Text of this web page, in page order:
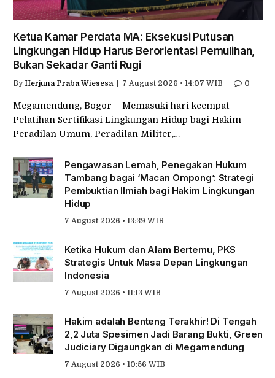
Ketua Kamar Perdata MA: Eksekusi Putusan
Lingkungan Hidup Harus Berorientasi Pemulihan,
Bukan Sekadar Ganti Rugi
By Herjuna Praba Wiesesa 7 August 2026 • 14:07 WIB 0
Megamendung, Bogor – Memasuki hari keempat
Pelatihan Sertifikasi Lingkungan Hidup bagi Hakim
Peradilan Umum, Peradilan Militer,…
Pengawasan Lemah, Penegakan Hukum
Tambang bagai ‘Macan Ompong’: Strategi
Pembuktian Ilmiah bagi Hakim Lingkungan
Hidup
7 August 2026 • 13:39 WIB
Ketika Hukum dan Alam Bertemu, PKS
Strategis Untuk Masa Depan Lingkungan
Indonesia
7 August 2026 • 11:13 WIB
Hakim adalah Benteng Terakhir! Di Tengah
2,2 Juta Spesimen Jadi Barang Bukti, Green
Judiciary Digaungkan di Megamendung
7 August 2026 • 10:56 WIB